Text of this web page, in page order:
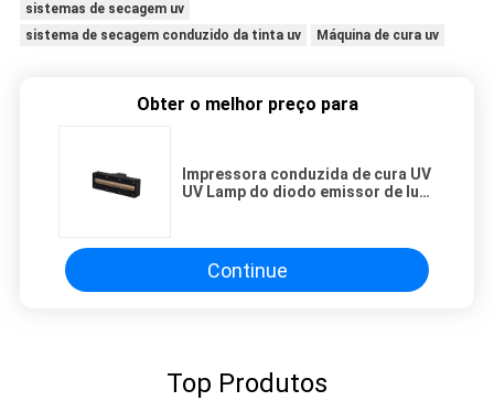
sistemas de secagem uv
sistema de secagem conduzido da tinta uv
Máquina de cura uv
Obter o melhor preço para
Impressora conduzida de cura UV
UV Lamp do diodo emissor de luz
Continue
Top Produtos